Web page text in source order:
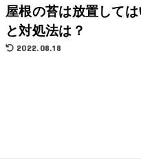
屋根の苔は放置して
と対処法は？
2022.08.18